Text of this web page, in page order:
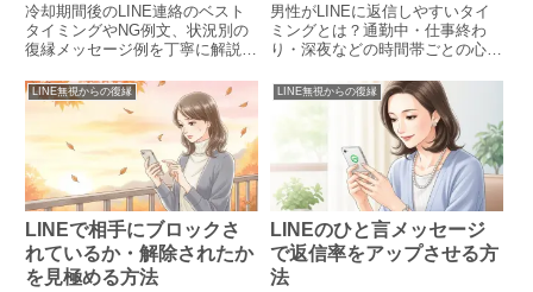
冷却期間後のLINE連絡のベスト
タイミングやNG例文、状況別の
復縁メッセージ例を丁寧に解説。
法も紹介し、LINEで自然に距離
を縮めるヒントを網羅。
男性がLINEに返信しやすいタイ
ミングとは？通勤中・仕事終わ
り・深夜などの時間帯ごとの心理
された本音を徹底解説します。好
印象を与えるコツとNGタイミン
LINE無視からの復縁
LINEで相手にブロックさ
れているか・解除されたか
を見極める方法
LINE無視からの復縁
LINEのひと言メッセージ
で返信率をアップさせる方
法